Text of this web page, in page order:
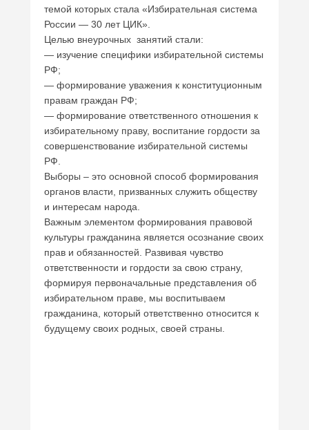
темой которых стала «Избирательная система
России — 30 лет ЦИК».
Целью внеурочных занятий стали:
— изучение специфики избирательной системы
РФ;
— формирование уважения к конституционным
правам граждан РФ;
— формирование ответственного отношения к
избирательному праву, воспитание гордости за
совершенствование избирательной системы
РФ.
Выборы – это основной способ формирования
органов власти, призванных служить обществу
и интересам народа.
Важным элементом формирования правовой
культуры гражданина является осознание своих
прав и обязанностей. Развивая чувство
ответственности и гордости за свою страну,
формируя первоначальные представления об
избирательном праве, мы воспитываем
гражданина, который ответственно относится к
будущему своих родных, своей страны.